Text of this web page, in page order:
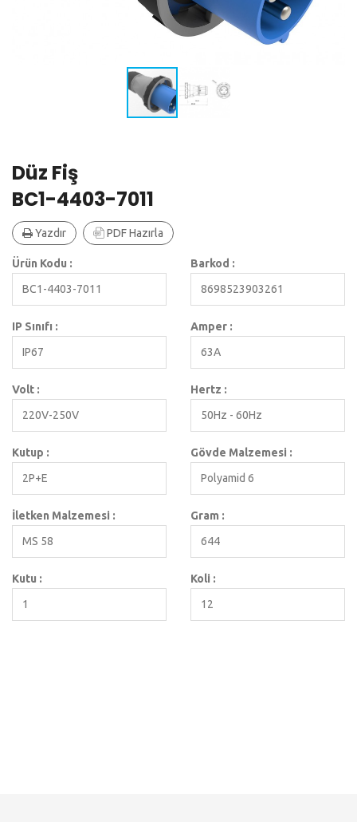
Düz Fiş
BC1-4403-7011
Yazdır PDF Hazırla
Ürün Kodu :
BC1-4403-7011
Barkod :
8698523903261
IP Sınıfı :
IP67
Amper :
63A
Volt :
220V-250V
Hertz :
50Hz - 60Hz
Kutup :
2P+E
Gövde Malzemesi :
Polyamid 6
İletken Malzemesi :
MS 58
Gram :
644
Kutu :
1
Koli :
12